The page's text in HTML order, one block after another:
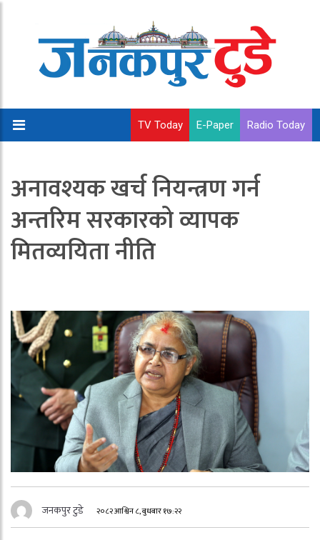
TV Today E-Paper Radio Today
अनावश्यक खर्च नियन्त्रण गर्न
अन्तरिम सरकारको व्यापक
मितव्ययिता नीति
जनकपुर टुडे २०८२ आश्विन ८, बुधबार १७:२२